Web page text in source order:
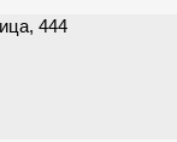
444